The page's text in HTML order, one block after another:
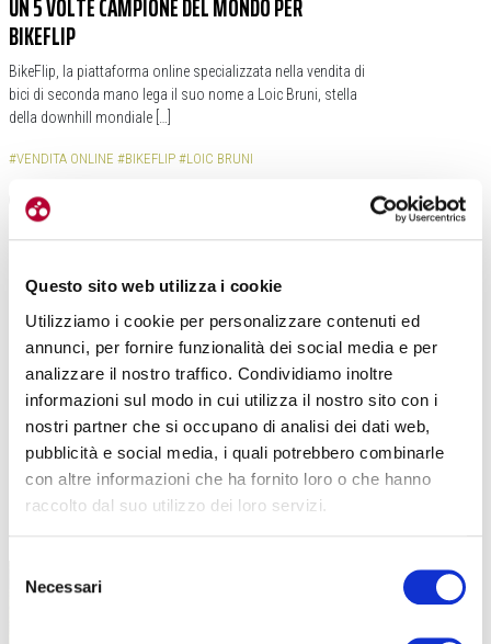
Questo sito web utilizza i cookie
Utilizziamo i cookie per personalizzare contenuti ed
annunci, per fornire funzionalità dei social media e per
analizzare il nostro traffico. Condividiamo inoltre
informazioni sul modo in cui utilizza il nostro sito con i
nostri partner che si occupano di analisi dei dati web,
pubblicità e social media, i quali potrebbero combinarle
con altre informazioni che ha fornito loro o che hanno
raccolto dal suo utilizzo dei loro servizi.
delNecessari
UN 5 VOLTE CAMPIONE DEL MONDO PER
BIKEFLIP
BikeFlip, la piattaforma online specializzata nella vendita di
bici di seconda mano lega il suo nome a Loic Bruni, stella
della downhill mondiale […]
#VENDITA ONLINE #BIKEFLIP #LOIC BRUNI
TUTTE LE CATEGORIE DEL MAGAZINE